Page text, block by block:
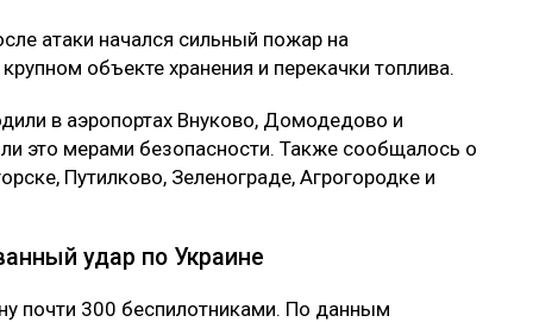
атаки начался сильный пожар на
объекте хранения и перекачки топлива.
в аэропортах Внуково, Домодедово и
это мерами безопасности. Также сообщалось о
Путилково, Зеленограде, Агрогородке и
удар по Украине
почти 300 беспилотниками. По данным